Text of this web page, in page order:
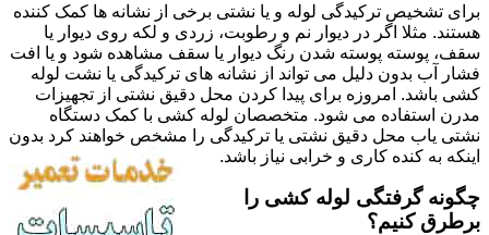
برای تشخیص ترکیدگی لوله و یا نشتی برخی از نشانه ها کمک کننده
هستند. مثلا اگر در دیوار نم و رطوبت، زردی و لکه روی دیوار یا
سقف، پوسته پوسته شدن رنگ دیوار یا سقف مشاهده شود و یا افت
فشار آب بدون دلیل می تواند از نشانه های ترکیدگی یا نشت لوله
کشی باشد. امروزه برای پیدا کردن محل دقیق نشتی از تجهیزات
مدرن استفاده می شود. متخصصان لوله کشی با کمک دستگاه
نشتی یاب محل دقیق نشتی یا ترکیدگی را مشخص خواهند کرد بدون
اینکه به کنده کاری و خرابی نیاز باشد.
چگونه گرفتگی لوله کشی را
برطرق کنیم؟